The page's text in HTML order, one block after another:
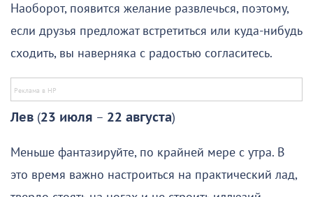
Наоборот, появится желание развлечься, поэтому,
если друзья предложат встретиться или куда-нибудь
сходить, вы наверняка с радостью согласитесь.
Лев (23 июля – 22 августа)
Меньше фантазируйте, по крайней мере с утра. В
это время важно настроиться на практический лад,